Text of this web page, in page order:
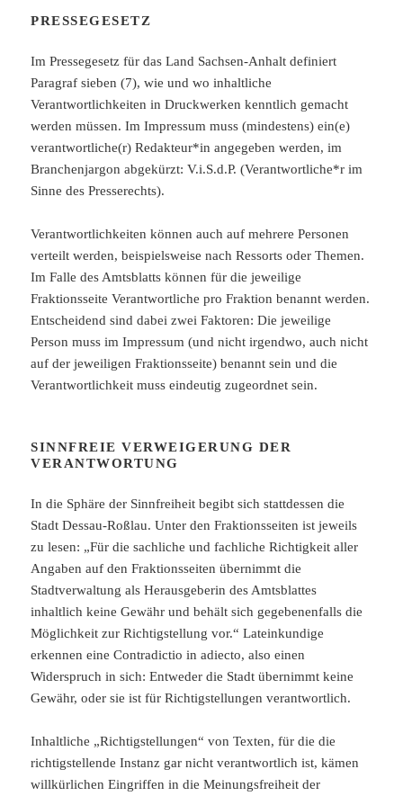
PRESSEGESETZ
Im Pressegesetz für das Land Sachsen-Anhalt definiert
Paragraf sieben (7), wie und wo inhaltliche
Verantwortlichkeiten in Druckwerken kenntlich gemacht
werden müssen. Im Impressum muss (mindestens) ein(e)
verantwortliche(r) Redakteur*in angegeben werden, im
Branchenjargon abgekürzt: V.i.S.d.P. (Verantwortliche*r im
Sinne des Presserechts).
Verantwortlichkeiten können auch auf mehrere Personen
verteilt werden, beispielsweise nach Ressorts oder Themen.
Im Falle des Amtsblatts können für die jeweilige
Fraktionsseite Verantwortliche pro Fraktion benannt werden.
Entscheidend sind dabei zwei Faktoren: Die jeweilige
Person muss im Impressum (und nicht irgendwo, auch nicht
auf der jeweiligen Fraktionsseite) benannt sein und die
Verantwortlichkeit muss eindeutig zugeordnet sein.
SINNFREIE VERWEIGERUNG DER
VERANTWORTUNG
In die Sphäre der Sinnfreiheit begibt sich stattdessen die
Stadt Dessau-Roßlau. Unter den Fraktionsseiten ist jeweils
zu lesen: „Für die sachliche und fachliche Richtigkeit aller
Angaben auf den Fraktionsseiten übernimmt die
Stadtverwaltung als Herausgeberin des Amtsblattes
inhaltlich keine Gewähr und behält sich gegebenenfalls die
Möglichkeit zur Richtigstellung vor.“ Lateinkundige
erkennen eine Contradictio in adiecto, also einen
Widerspruch in sich: Entweder die Stadt übernimmt keine
Gewähr, oder sie ist für Richtigstellungen verantwortlich.
Inhaltliche „Richtigstellungen“ von Texten, für die die
richtigstellende Instanz gar nicht verantwortlich ist, kämen
willkürlichen Eingriffen in die Meinungsfreiheit der